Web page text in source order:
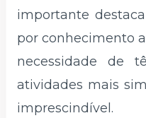
importante
por conhecimento
necessidade de
atividades mais
imprescindível.